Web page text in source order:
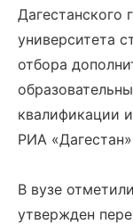
Дагестанского
университета
отбора
квалификации
РИА
В вузе
утвержден